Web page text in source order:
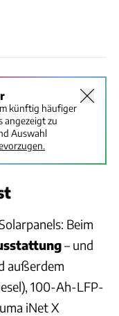
künftig häufiger
angezeigt zu
Auswahl
Beim
– und
außerdem
100-Ah-LFP-
iNet X